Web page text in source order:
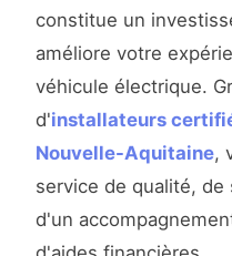
constitue un
améliore votre
véhicule électrique.
d'installateurs
Nouvelle-Aquitaine,
service de qualité,
d'un